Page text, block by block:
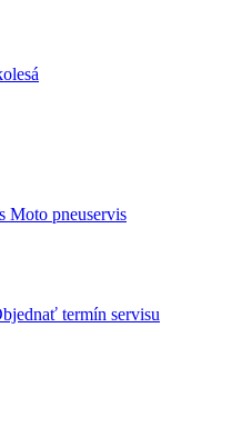
Moto pneuservis
termín servisu